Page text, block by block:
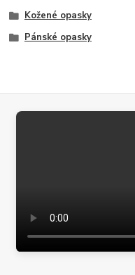
Kožené opasky
Pánské opasky